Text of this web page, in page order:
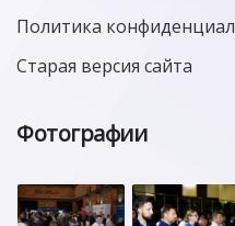
Политика
Старая версия сайта
Фотографии